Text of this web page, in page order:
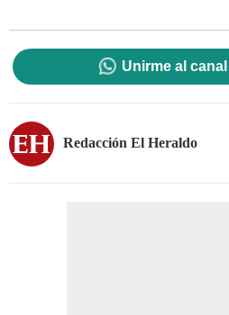
Unirme al
Redacción El Heraldo